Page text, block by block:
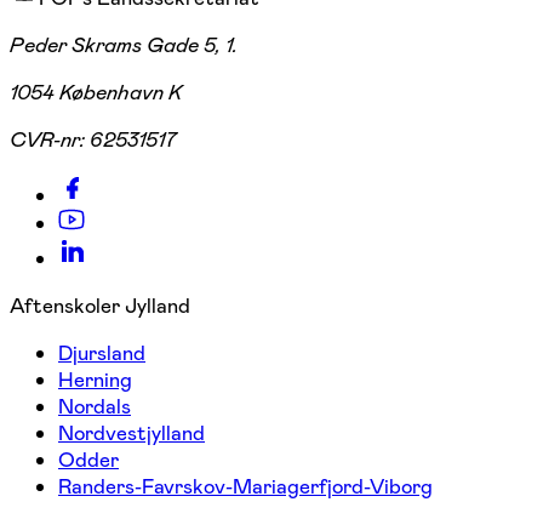
Peder Skrams Gade 5, 1.
1054 København K
CVR-nr: 62531517
Aftenskoler Jylland
Djursland
Herning
Nordals
Nordvestjylland
Odder
Randers-Favrskov-Mariagerfjord-Viborg